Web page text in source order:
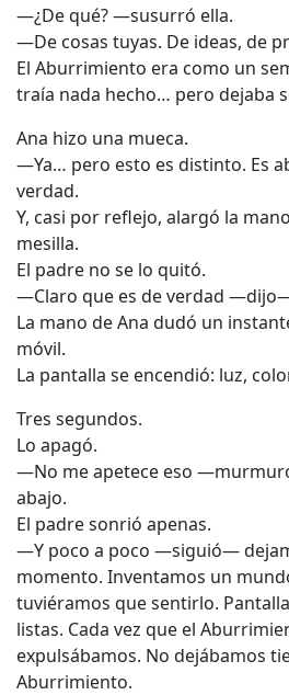
—¿De qué? —susurró ella.
—De cosas tuyas. De ideas, de
El Aburrimiento era como un
traía nada hecho… pero dejaba
Ana hizo una mueca.
—Ya… pero esto es distinto. Es
verdad.
Y, casi por reflejo, alargó la
mesilla.
El padre no se lo quitó.
—Claro que es de verdad
La mano de Ana dudó un
móvil.
La pantalla se encendió: luz,
Tres segundos.
Lo apagó.
—No me apetece eso
abajo.
El padre sonrió apenas.
—Y poco a poco —siguió—
momento. Inventamos un
tuviéramos que sentirlo.
listas. Cada vez que el
expulsábamos. No dejábamos
Aburrimiento.